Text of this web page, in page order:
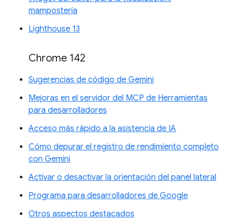
mampostería
Lighthouse 13
Chrome 142
Sugerencias de código de Gemini
Mejoras en el servidor del MCP de Herramientas
para desarrolladores
Acceso más rápido a la asistencia de IA
Cómo depurar el registro de rendimiento completo
con Gemini
Activar o desactivar la orientación del panel lateral
Programa para desarrolladores de Google
Otros aspectos destacados